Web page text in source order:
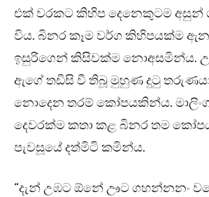
එක් වරකට කිහිප දෙනෙකුටම අසුන්
විය. බිනර කෑම වර්ග කිහිපයක්ම
ඉසුරිගෙන් කිසිවක්ම නොඅසමින්ය.
ඇගේ තඩිසි වී තිබූ මුහුණ දුටු
නොදෙන තරම් කෝපයකින්ය.
දෙවරක්ම කතා කළ බිනර තම
පැවසූයේ දත්මිටි කමින්ය.
“දැන් උඹට ඕනේ ඌට ගහන්නනං